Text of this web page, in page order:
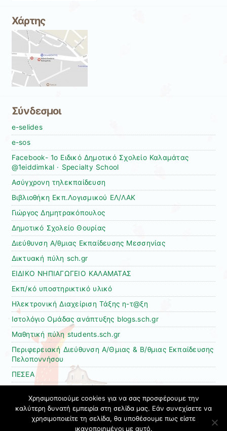
Χάρτης
Σύνδεσμοι
e-selides
e-sos
Facebook- 1ο Ειδικό Δημοτικό Σχολείο Καλαμάτας
@1eiddimkal · Specialty School
Ασύγχρονη τηλεκπαίδευση
Βιβλιοθήκη Εκπ.Λογισμικού ΕΛ/ΛΑΚ
Γιώργος Δημητρακόπουλος
Δημοτικό Σχολείο Θουρίας
Διεύθυνση Α/θμιας Εκπαίδευσης Μεσσηνίας
Δικτυακή πύλη sch.gr
ΕΙΔΙΚΟ ΝΗΠΙΑΓΩΓΕΙΟ ΚΑΛΑΜΑΤΑΣ
Εκπ/κό υποστηρικτικό υλικό
Ηλεκτρονική Διαχείριση Τάξης η-τ@ξη
Ιστολόγιο Ομάδας ανάπτυξης blogs.sch.gr
Μαθητική πύλη students.sch.gr
Περιφερειακή Διεύθυνση Α/Θμιας & Β/θμιας Εκπαίδευσης
Πελοποννήσου
ΠΕΣΕΑ
ΥΠΑΙΘ
Υπηρεσία video ΠΣΔ
Χρησιμοποιούμε cookies για να σας προσφέρουμε την
καλύτερη δυνατή εμπειρία στη σελίδα μας. Εάν συνεχίσετε να
χρησιμοποιείτε τη σελίδα, θα υποθέσουμε πως είστε
ικανοποιημένοι με αυτό.